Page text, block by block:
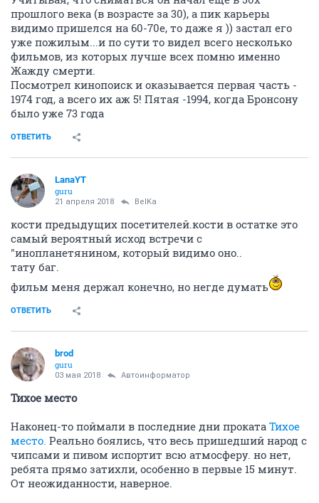
прошлого века (в возрасте за 30), а пик карьеры
видимо пришелся на 60-70е, то даже я )) застал его
уже пожилым...и по сути то видел всего несколько
фильмов, из которых лучше всех помню именно
Жажду смерти.
Посмотрел кинопоиск и оказывается первая часть -
1974 год, а всего их аж 5! Пятая -1994, когда Бронсону
было уже 73 года
ОТВЕТИТЬ
LanaYT
guru
21 апреля 2018 BelKa
кости предыдущих посетителей.кости в остатке это
самый вероятный исход встречи с
"инопланетянином, который видимо оно..
тату баг.
фильм меня держал конечно, но негде думать
ОТВЕТИТЬ
brod
guru
03 мая 2018 Автоинформатор
Тихое место
Наконец-то поймали в последние дни проката Тихое
место. Реально боялись, что весь пришедший народ с
чипсами и пивом испортит всю атмосферу. но нет,
ребята прямо затихли, особенно в первые 15 минут.
От неожиданности, наверное.